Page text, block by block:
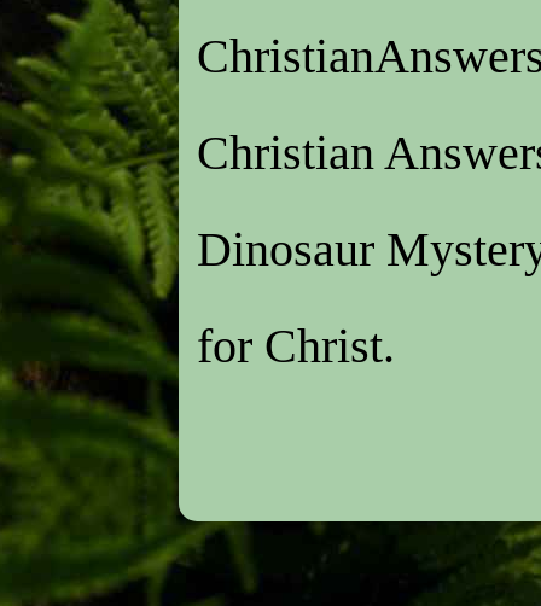
Christian
Dinosaur
for Christ.